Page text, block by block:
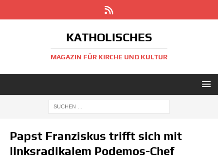
KATHOLISCHES
MAGAZIN FÜR KIRCHE UND KULTUR
Papst Franziskus trifft sich mit
linksradikalem Podemos-Chef